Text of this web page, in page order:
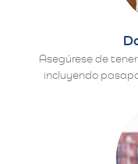
Asegúrese de
incluyendo